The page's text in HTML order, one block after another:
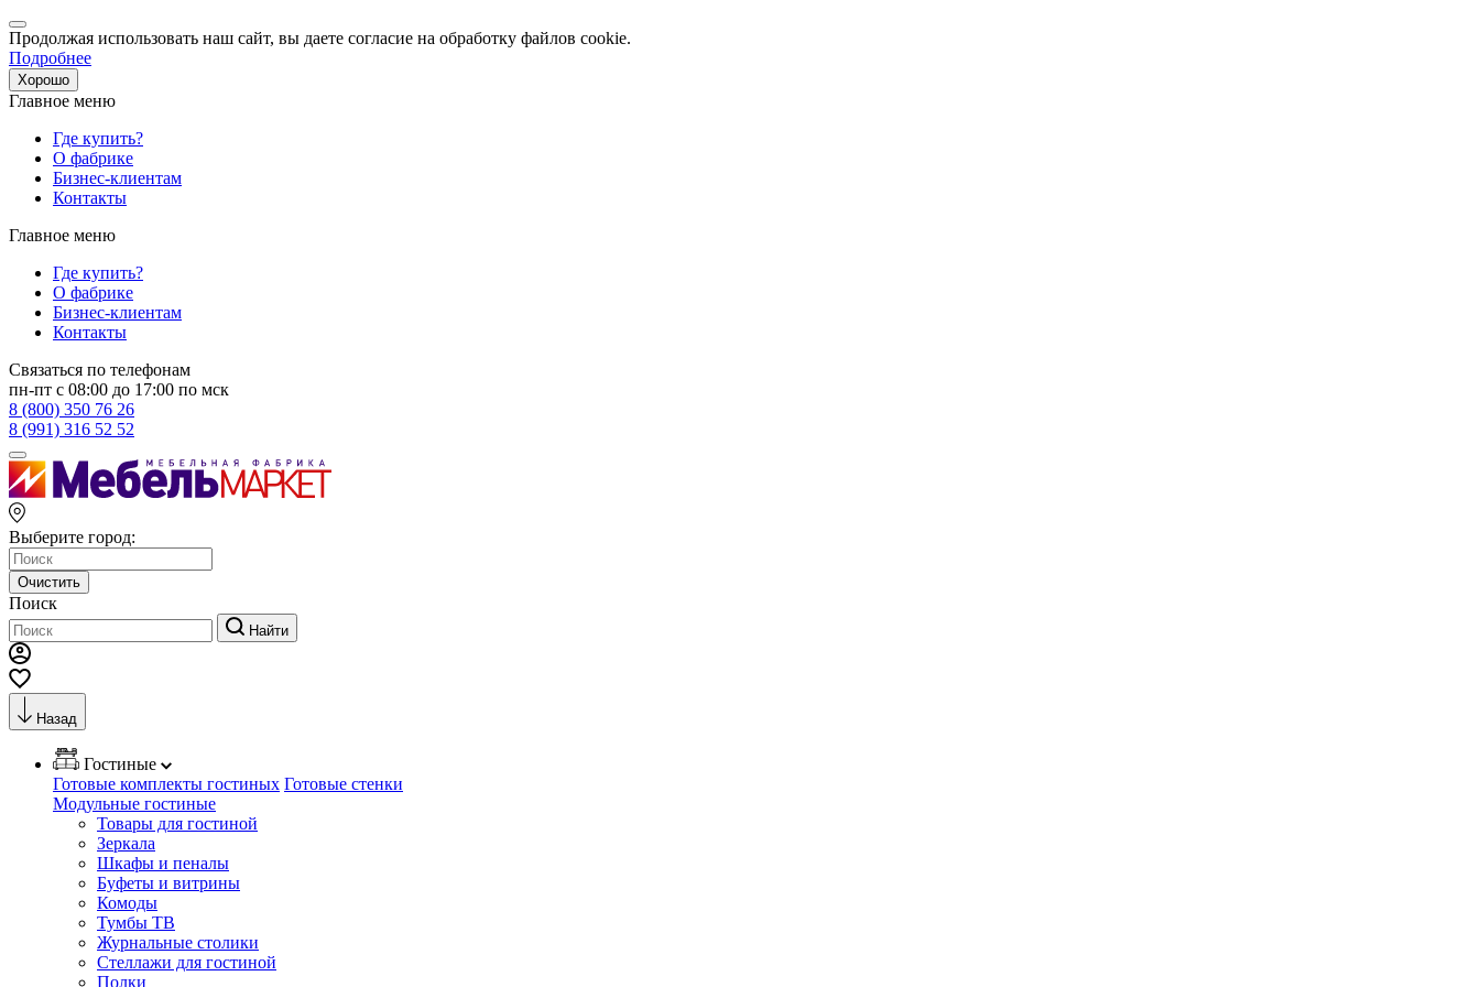
Продолжая использовать наш сайт, вы даете согласие на обработку файлов cookie.
Подробнее
Хорошо
Главное меню
Где купить?
О фабрике
Бизнес-клиентам
Контакты
Главное меню
Где купить?
О фабрике
Бизнес-клиентам
Контакты
Связаться по телефонам
пн-пт с 08:00 до 17:00 по мск
8 (800) 350 76 26
8 (991) 316 52 52
Выберите город:
Очистить
Поиск
Найти
Назад
Гостиные
Готовые комплекты гостиных Готовые стенки
Модульные гостиные
Товары для гостиной
Зеркала
Шкафы и пеналы
Буфеты и витрины
Комоды
Тумбы ТВ
Журнальные столики
Стеллажи для гостиной
Полки